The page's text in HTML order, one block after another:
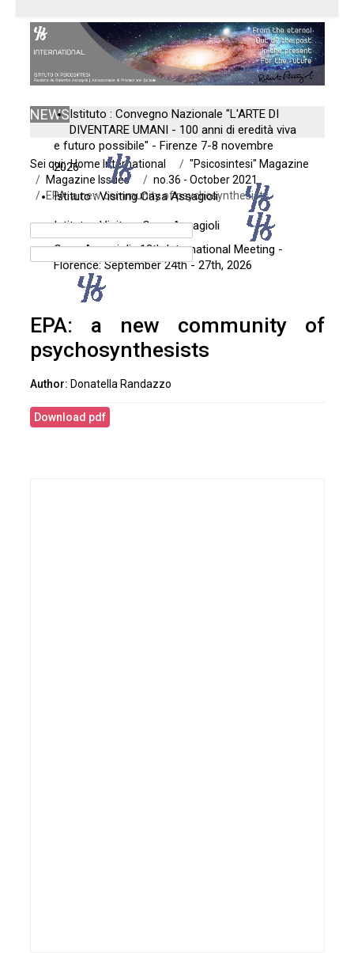
NEWSIstituto : Convegno Nazionale "L'ARTE DI
DIVENTARE UMANI - 100 anni di eredità viva
e futuro possibile" - Firenze 7-8 novembre
2026
Istituto : Visiting Casa Assagioli
Istituto : Visitare Casa Assagioli
Casa Assagioli : 12th International Meeting -
Florence: September 24th - 27th, 2026
Sei qui:Home International
"Psicosintesi" Magazine
Magazine Issues
no.36 - October 2021
EPA: a new community of psychosynthesists
EPA: a new community of
psychosynthesists
Donatella Randazzo
Download pdf